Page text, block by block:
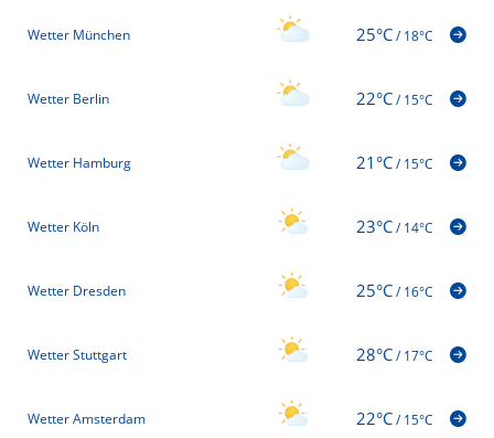
Wetter München 25°C/18°C
Wetter Berlin 22°C/15°C
Wetter Hamburg 21°C/15°C
Wetter Köln 23°C/14°C
Wetter Dresden 25°C/16°C
Wetter Stuttgart 28°C/17°C
Wetter Amsterdam 22°C/15°C